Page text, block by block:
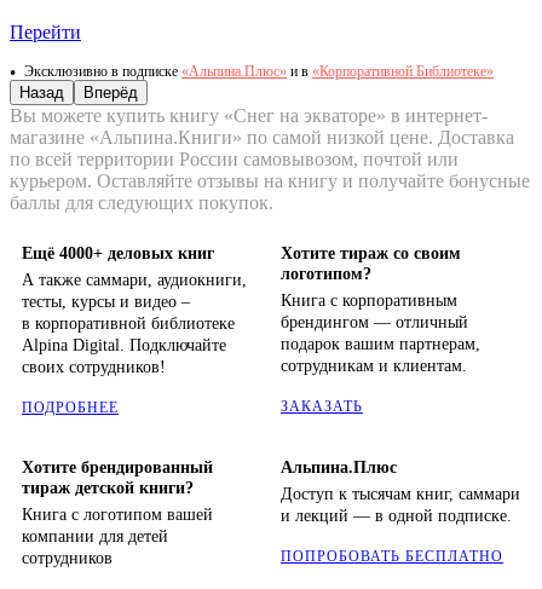
Перейти
Эксклюзивно в подписке «Альпина.Плюс» и в «Корпоративной Библиотеке»
Назад Вперёд
Вы можете купить книгу «Снег на экваторе» в интернет-
магазине «Альпина.Книги» по самой низкой цене. Доставка
по всей территории России самовывозом, почтой или
курьером. Оставляйте отзывы на книгу и получайте бонусные
баллы для следующих покупок.
Ещё 4000+ деловых книг
А также саммари, аудиокниги,
тесты, курсы и видео –
в корпоративной библиотеке
Alpina Digital. Подключайте
своих сотрудников!
ПОДРОБНЕЕ
Хотите тираж со своим
логотипом?
Книга с корпоративным
брендингом — отличный
подарок вашим партнерам,
сотрудникам и клиентам.
ЗАКАЗАТЬ
Хотите брендированный
тираж детской книги?
Книга с логотипом вашей
компании для детей
сотрудников
Альпина.Плюс
Доступ к тысячам книг, саммари
и лекций — в одной подписке.
ПОПРОБОВАТЬ БЕСПЛАТНО